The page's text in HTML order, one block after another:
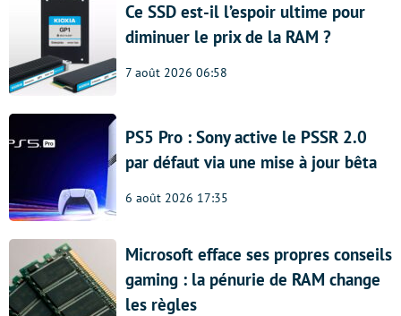
Ce SSD est-il l’espoir ultime pour
diminuer le prix de la RAM ?
7 août 2026 06:58
PS5 Pro : Sony active le PSSR 2.0
par défaut via une mise à jour bêta
6 août 2026 17:35
Microsoft efface ses propres conseils
gaming : la pénurie de RAM change
les règles